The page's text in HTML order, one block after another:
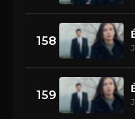
158
159